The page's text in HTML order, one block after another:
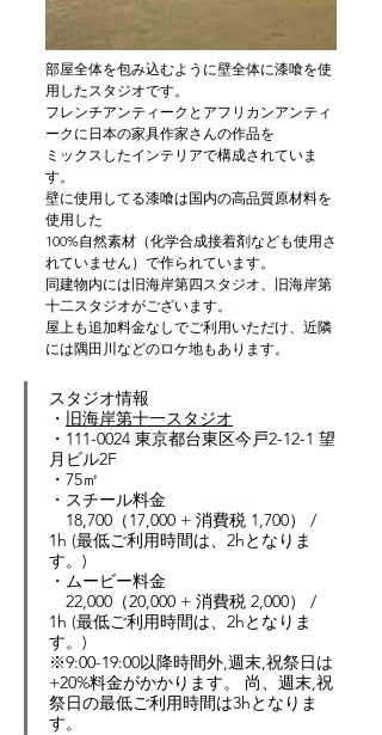
部屋全体を包み込むように壁全体に漆喰を使
用したスタジオです。
フレンチアンティークとアフリカンアンティ
ークに日本の家具作家さんの作品を
ミックスしたインテリアで構成されていま
す。
壁に使用してる漆喰は国内の高品質原材料を
使用した
100%自然素材（化学合成接着剤なども使用さ
れていません）で作られています。
同建物内には旧海岸第四スタジオ、旧海岸第
十二スタジオがございます。
屋上も追加料金なしでご利用いただけ、近隣
には隅田川などのロケ地もあります。
スタジオ情報
・ 旧海岸第十一スタジオ
・ 111-0024 東京都台東区今戸2-12-1 望
月ビル2F
・ 75㎡
・スチール料金
18,700（17,000 + 消費税 1,700） /
1h (最低ご利用時間は、2hとなりま
す。)
・ムービー料金
22,000（20,000 + 消費税 2,000） /
1h (最低ご利用時間は、2hとなりま
す。)
※9:00-19:00以降時間外,週末,祝祭日は
+20%料金がかかります。 尚、週末,祝
祭日の最低ご利用時間は3hとなりま
す。